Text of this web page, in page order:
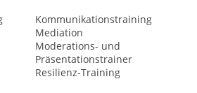
Kommunikationstraining
Mediation
Moderations- und
Präsentationstrainer
Resilienz-Training